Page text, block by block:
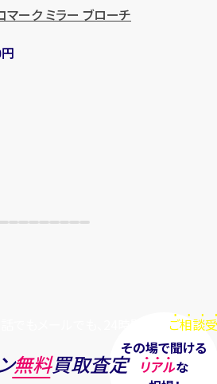
お電話
】24時間・年中無休(年末年
マーク ミラー ブローチ
円
ご相談
その場で聞ける
リアルな
無料買取査定